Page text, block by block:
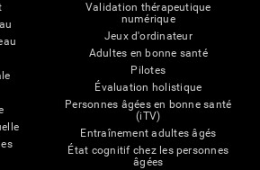
Validation thérapeutique
numérique
Jeux d'ordinateur
Adultes en bonne santé
Pilotes
Évaluation holistique
Personnes âgées en bonne santé
(iTV)
Entraînement adultes âgés
État cognitif chez les personnes
âgées